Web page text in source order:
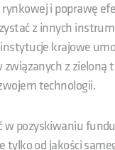
rynkowej i poprawę
z innych
krajowe
związanych z zieloną
technologii.
w pozyskiwaniu
tylko od jakości